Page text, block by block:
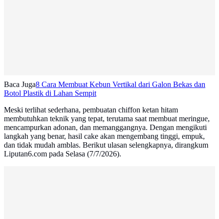
Baca Juga8 Cara Membuat Kebun Vertikal dari Galon Bekas dan
Botol Plastik di Lahan Sempit
Meski terlihat sederhana, pembuatan chiffon ketan hitam
membutuhkan teknik yang tepat, terutama saat membuat meringue,
mencampurkan adonan, dan memanggangnya. Dengan mengikuti
langkah yang benar, hasil cake akan mengembang tinggi, empuk,
dan tidak mudah amblas. Berikut ulasan selengkapnya, dirangkum
Liputan6.com pada Selasa (7/7/2026).